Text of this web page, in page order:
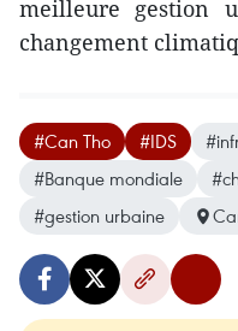
meilleure gestion
changement
#Can Tho #IDS
#Banque mondiale
#gestion urbaine